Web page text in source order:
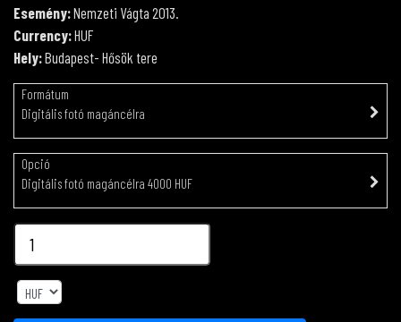
Esemény:Nemzeti Vágta 2013.
Currency:HUF
Hely:Budapest- Hősök tere
Formátum
Digitális fotó magáncélra
Opció
Digitális fotó magáncélra 4000 HUF